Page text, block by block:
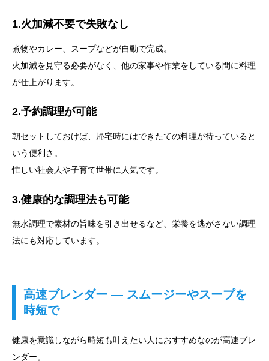
1.火加減不要で失敗なし
煮物やカレー、スープなどが自動で完成。
火加減を見守る必要がなく、他の家事や作業をしている間に料理
が仕上がります。
2.予約調理が可能
朝セットしておけば、帰宅時にはできたての料理が待っていると
いう便利さ。
忙しい社会人や子育て世帯に人気です。
3.健康的な調理法も可能
無水調理で素材の旨味を引き出せるなど、栄養を逃がさない調理
法にも対応しています。
高速ブレンダー ― スムージーやスープを
時短で
健康を意識しながら時短も叶えたい人におすすめなのが高速ブレ
ンダー。